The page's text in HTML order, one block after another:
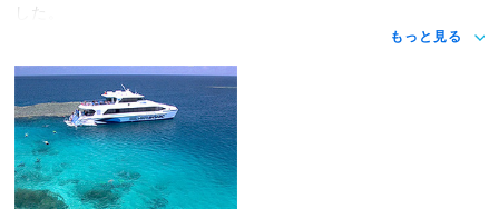
した。
もっと見る